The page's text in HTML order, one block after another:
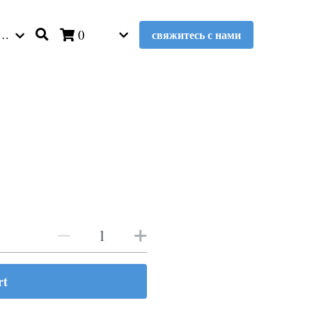
0 свяжитесь с нами